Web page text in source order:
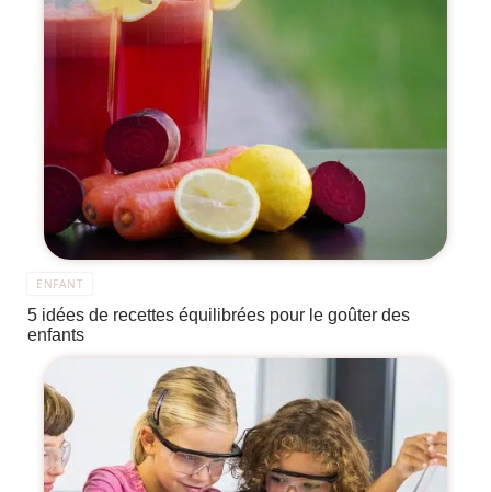
ENFANT
5 idées de recettes équilibrées pour le goûter des
enfants